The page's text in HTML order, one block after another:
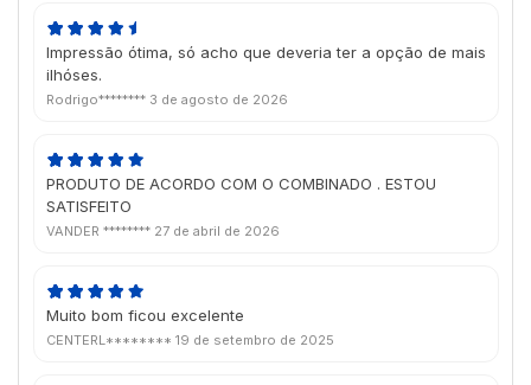
Impressão ótima, só acho que deveria ter a opção de mais
ilhóses.
Rodrigo******** 3 de agosto de 2026
PRODUTO DE ACORDO COM O COMBINADO . ESTOU
SATISFEITO
VANDER ******** 27 de abril de 2026
Muito bom ficou excelente
CENTERL******** 19 de setembro de 2025